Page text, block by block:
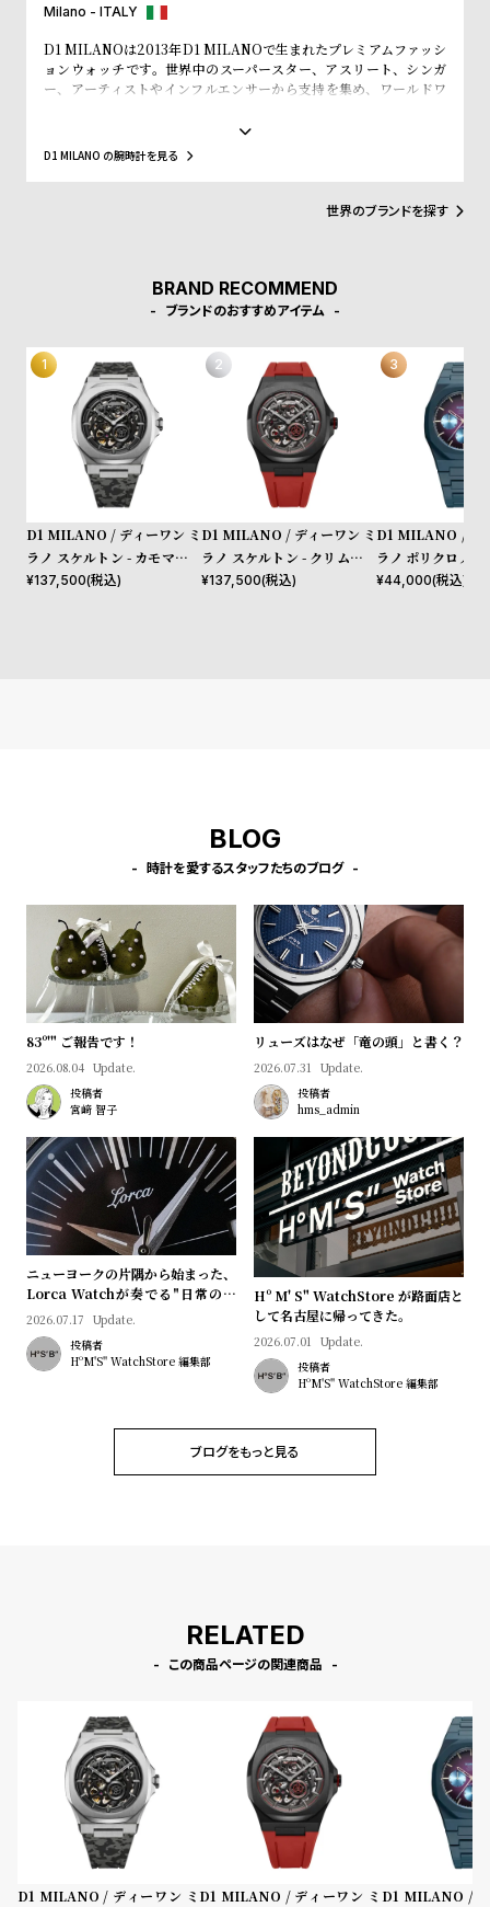
P
e
シ
返
ラ
ス
ス
よ
く
あ
る
質
問
お
問
い
合
わ
せ
Milano - ITALY
D1 MILANOは2013年D1 MILANOで生まれたプレミアムファッシ
ョンウォッチです。世界中のスーパースター、アスリート、シンガ
ー、アーティストやインフルエンサーから支持を集め、ワールドワ
970年代のイタリアンなクリアラインと美的感覚にインスパイアさ
れたデザインは、流行を追いかける全ての人々にとってのマストア
イテムとなることでしょう。Forbesによって、ファッションを再定
義する若いイタリアンブランドのトップ10にノミネートされまし
た。その中にはGQやVogue、Elle、Esquireなどファッション業界
D1 MILANO の腕時計を見る
世界のブランドを探す
BRAND RECOMMEND
ブランドのおすすめアイテム
D1 MILANO / ディーワン ミ
ラノ スケルトン - カモマーベ
ル
¥137,500(税込)
D1 MILANO / ディーワン ミ
ラノ スケルトン - クリムゾン
コア
¥137,500(税込)
D1 MILANO / デ
ラノ ポリクロノ -
クトラム
¥44,000(税込)
BLOG
時計を愛するスタッフたちのブログ
83º'" ご報告です！
2026.08.04 Update.
投稿者
宮﨑 智子
リューズはなぜ「竜の頭」と書く？
2026.07.31 Update.
投稿者
hms_admin
ニューヨークの片隅から始まった、
Lorca Watchが奏でる"日常のロ
マン"｜Brand Picks #08
2026.07.17 Update.
投稿者
HºM'S" WatchStore 編集部
Hº M' S" WatchStore が路面店と
して名古屋に帰ってきた。
2026.07.01 Update.
投稿者
HºM'S" WatchStore 編集部
ブログをもっと見る
RELATED
この商品ページの関連商品
D1 MILANO / ディーワン ミ D1 MILANO / ディーワン ミ D1 MILANO /